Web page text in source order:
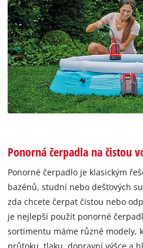
Ponorná čerpadla na čistou
Ponorné čerpadlo je klasickým
bazénů, studní nebo dešťových
zda chcete čerpat čistou nebo
je nejlepší použít ponorné
sortimentu máme různé modely,
průtoku, tlaku, dopravní výšce a